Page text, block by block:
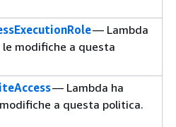
— Lambda
modifiche a questa
— Lambda ha
a questa politica.